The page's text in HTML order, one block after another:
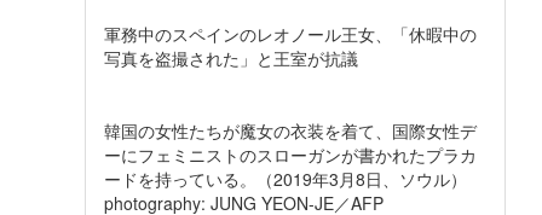
軍務中のスペインのレオノール王女、「休暇中の
写真を盗撮された」と王室が抗議
韓国の女性たちが魔女の衣装を着て、国際女性デ
ーにフェミニストのスローガンが書かれたプラカ
ードを持っている。（2019年3月8日、ソウル）
photography: JUNG YEON-JE／AFP